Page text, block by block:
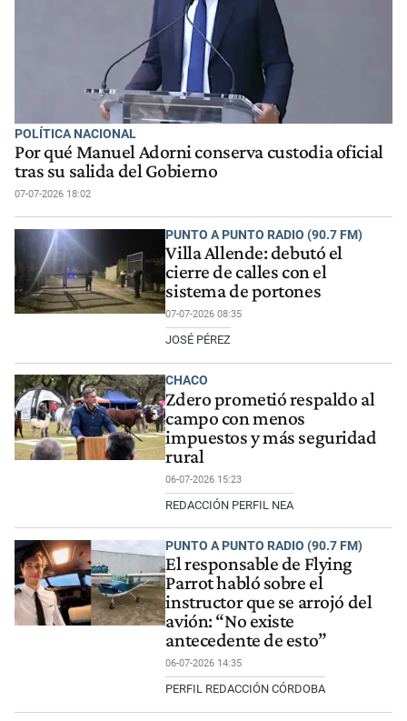
POLÍTICA NACIONAL
Por qué Manuel Adorni conserva custodia oficial
tras su salida del Gobierno
07-07-2026 18:02
PUNTO A PUNTO RADIO (90.7 FM)
Villa Allende: debutó el
cierre de calles con el
sistema de portones
07-07-2026 08:35
JOSÉ PÉREZ
CHACO
Zdero prometió respaldo al
campo con menos
impuestos y más seguridad
rural
06-07-2026 15:23
REDACCIÓN PERFIL NEA
PUNTO A PUNTO RADIO (90.7 FM)
El responsable de Flying
Parrot habló sobre el
instructor que se arrojó del
avión: “No existe
antecedente de esto”
06-07-2026 14:35
PERFIL REDACCIÓN CÓRDOBA